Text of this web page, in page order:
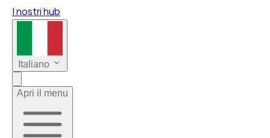
I nostri hub
Italiano
Apri il menu